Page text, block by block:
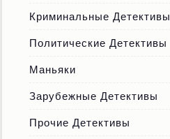
Криминальные Детективы
Политические Детективы
Маньяки
Зарубежные Детективы
Прочие Детективы